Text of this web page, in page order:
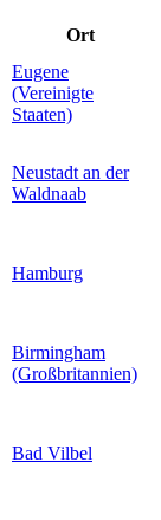
Ort
Eugene
(Vereinigte
Staaten)
Neustadt an der
Waldnaab
Hamburg
Birmingham
(Großbritannien)
Bad Vilbel